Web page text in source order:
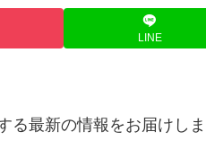
LINE
最新の情報をお届けし